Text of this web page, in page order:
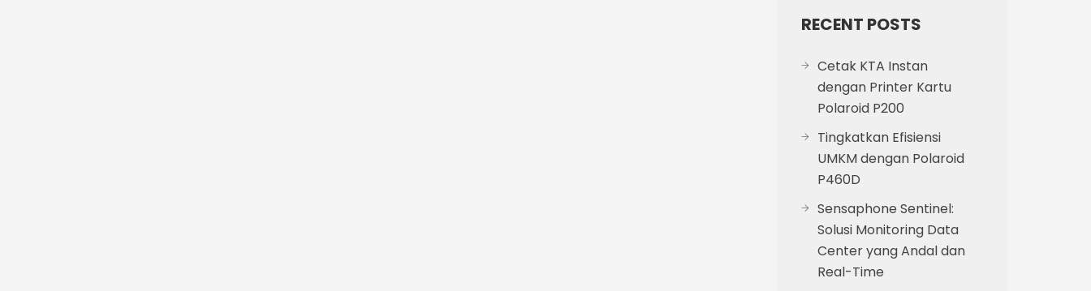
RECENT POSTS
Cetak KTA Instan
dengan Printer Kartu
Polaroid P200
Tingkatkan Efisiensi
UMKM dengan Polaroid
P460D
Sensaphone Sentinel:
Solusi Monitoring Data
Center yang Andal dan
Real-Time